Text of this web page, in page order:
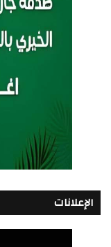
الإعلانات